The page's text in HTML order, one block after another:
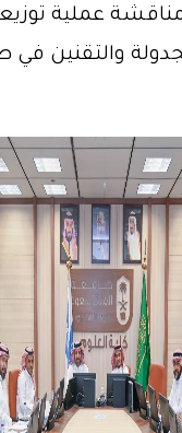
عملية
والتقنين